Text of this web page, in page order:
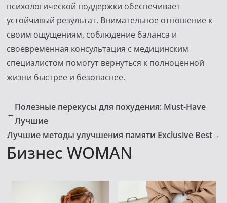
психологической поддержки обеспечивает
устойчивый результат. Внимательное отношение к
своим ощущениям, соблюдение баланса и
своевременная консультация с медицинским
специалистом помогут вернуться к полноценной
жизни быстрее и безопаснее.
←
Полезные перекусы для похудения: Must-Have
Лучшие
Лучшие методы улучшения памяти Exclusive Best→
Бизнес WOMAN